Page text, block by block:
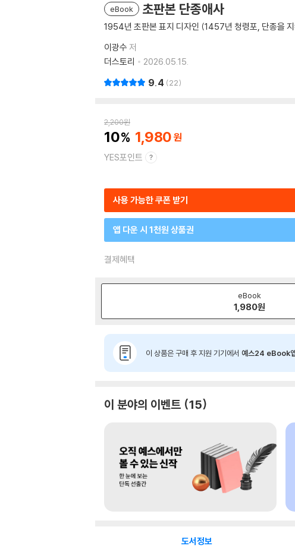
eBook 초판본 단종애사
1954년 초판본 표지 디자인 (1457년 청령포, 단종을
이광수 저
더스토리
2026.05.15.
9.4 22
2,200원
10 1,980
YES포인트
사용 가능한 쿠폰 받기
앱 다운 시 1천원 상품권
결제혜택
eBook
1,980원
이 상품은 구매 후 지원 기기에서 예스24 eBook앱
이 분야의 이벤트 15
도서정보